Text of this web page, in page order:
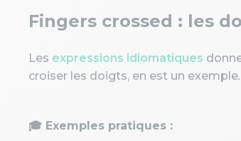
Fingers crossed : les
Les expressions idiomatiques
croiser les doigts, en est un exemple.
🎓 Exemples pratiques :